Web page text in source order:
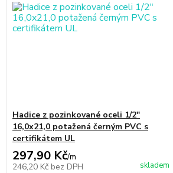
Hadice z pozinkované oceli 1/2"
16,0x21,0 potažená černým PVC s
certifikátem UL
297,90 Kč/m
246,20 Kč bez DPH skladem